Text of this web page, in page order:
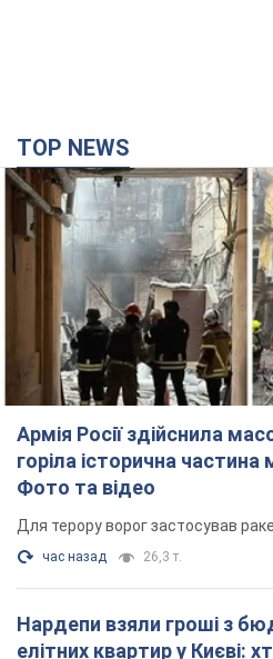
TOP NEWS
Армія Росії здійснила
горіла історична
Фото та відео
Для терору ворог застосував
час назад 26,3 т.
Нардепи взяли гроші з
елітних квартир у Києві: